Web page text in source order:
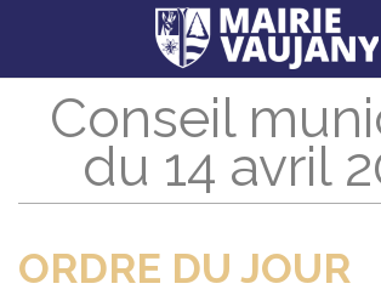
Conseil
du 14 avril
ORDRE DU JOUR
Panneau de gestion des cookies